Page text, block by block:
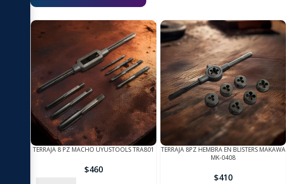
TERRAJA 8 PZ MACHO UYUSTOOLS TRA801
$460
TERRAJA 8PZ HEMBRA EN BLISTERS MAKAWA
MK-0408
$410